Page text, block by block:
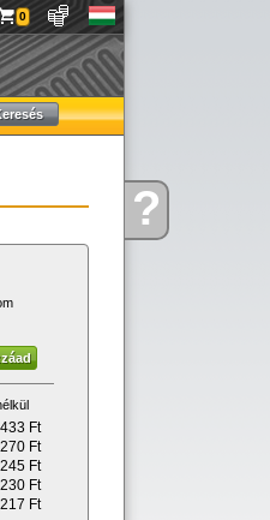
Kérdése?
0
433 Ft
270 Ft
245 Ft
230 Ft
217 Ft